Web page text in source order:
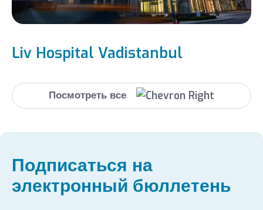
Liv Hospital Vadistanbul
Посмотреть все
Подписаться на
электронный бюллетень